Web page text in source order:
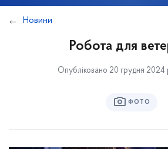
Новини
Робота для
Опубліковано 20 грудня 2024
ФОТО